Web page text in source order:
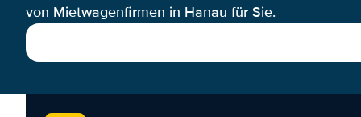
von Mietwagenfirmen in Hanau für Sie.